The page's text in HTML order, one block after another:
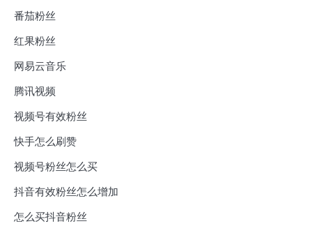
番茄粉丝
红果粉丝
网易云音乐
腾讯视频
视频号有效粉丝
快手怎么刷赞
视频号粉丝怎么买
抖音有效粉丝怎么增加
怎么买抖音粉丝